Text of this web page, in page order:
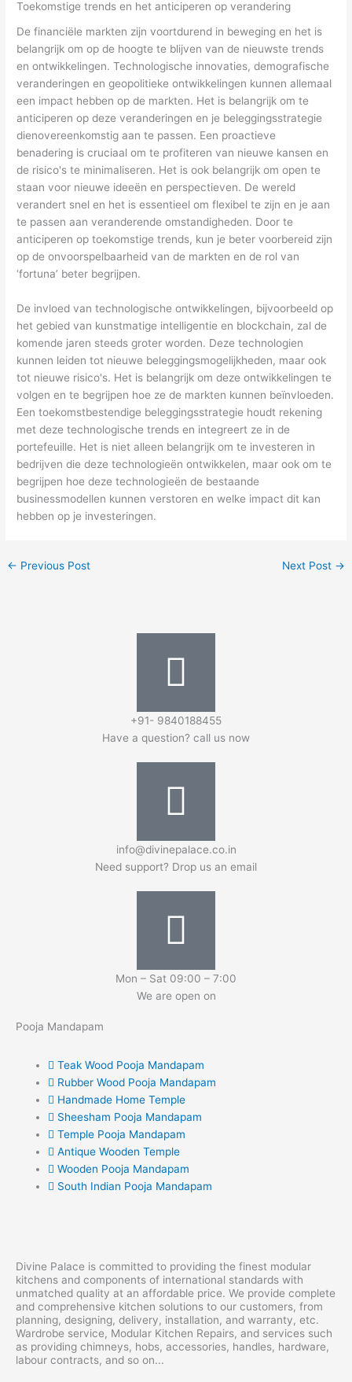
Toekomstige trends en het anticiperen op verandering
De financiële markten zijn voortdurend in beweging en het is
belangrijk om op de hoogte te blijven van de nieuwste trends
en ontwikkelingen. Technologische innovaties, demografische
veranderingen en geopolitieke ontwikkelingen kunnen allemaal
een impact hebben op de markten. Het is belangrijk om te
anticiperen op deze veranderingen en je beleggingsstrategie
dienovereenkomstig aan te passen. Een proactieve
benadering is cruciaal om te profiteren van nieuwe kansen en
de risico's te minimaliseren. Het is ook belangrijk om open te
staan voor nieuwe ideeën en perspectieven. De wereld
verandert snel en het is essentieel om flexibel te zijn en je aan
te passen aan veranderende omstandigheden. Door te
anticiperen op toekomstige trends, kun je beter voorbereid zijn
op de onvoorspelbaarheid van de markten en de rol van
‘fortuna’ beter begrijpen.
De invloed van technologische ontwikkelingen, bijvoorbeeld op
het gebied van kunstmatige intelligentie en blockchain, zal de
komende jaren steeds groter worden. Deze technologien
kunnen leiden tot nieuwe beleggingsmogelijkheden, maar ook
tot nieuwe risico's. Het is belangrijk om deze ontwikkelingen te
volgen en te begrijpen hoe ze de markten kunnen beïnvloeden.
Een toekomstbestendige beleggingsstrategie houdt rekening
met deze technologische trends en integreert ze in de
portefeuille. Het is niet alleen belangrijk om te investeren in
bedrijven die deze technologieën ontwikkelen, maar ook om te
begrijpen hoe deze technologieën de bestaande
businessmodellen kunnen verstoren en welke impact dit kan
hebben op je investeringen.
← Previous Post Next Post →
+91- 9840188455
Have a question? call us now
info@divinepalace.co.in
Need support? Drop us an email
Mon – Sat 09:00 – 7:00
We are open on
Pooja Mandapam
Teak Wood Pooja Mandapam
Rubber Wood Pooja Mandapam
Handmade Home Temple
Sheesham Pooja Mandapam
Temple Pooja Mandapam
Antique Wooden Temple
Wooden Pooja Mandapam
South Indian Pooja Mandapam
Divine Palace is committed to providing the finest modular
kitchens and components of international standards with
unmatched quality at an affordable price. We provide complete
and comprehensive kitchen solutions to our customers, from
planning, designing, delivery, installation, and warranty, etc.
Wardrobe service, Modular Kitchen Repairs, and services such
as providing chimneys, hobs, accessories, handles, hardware,
labour contracts, and so on...